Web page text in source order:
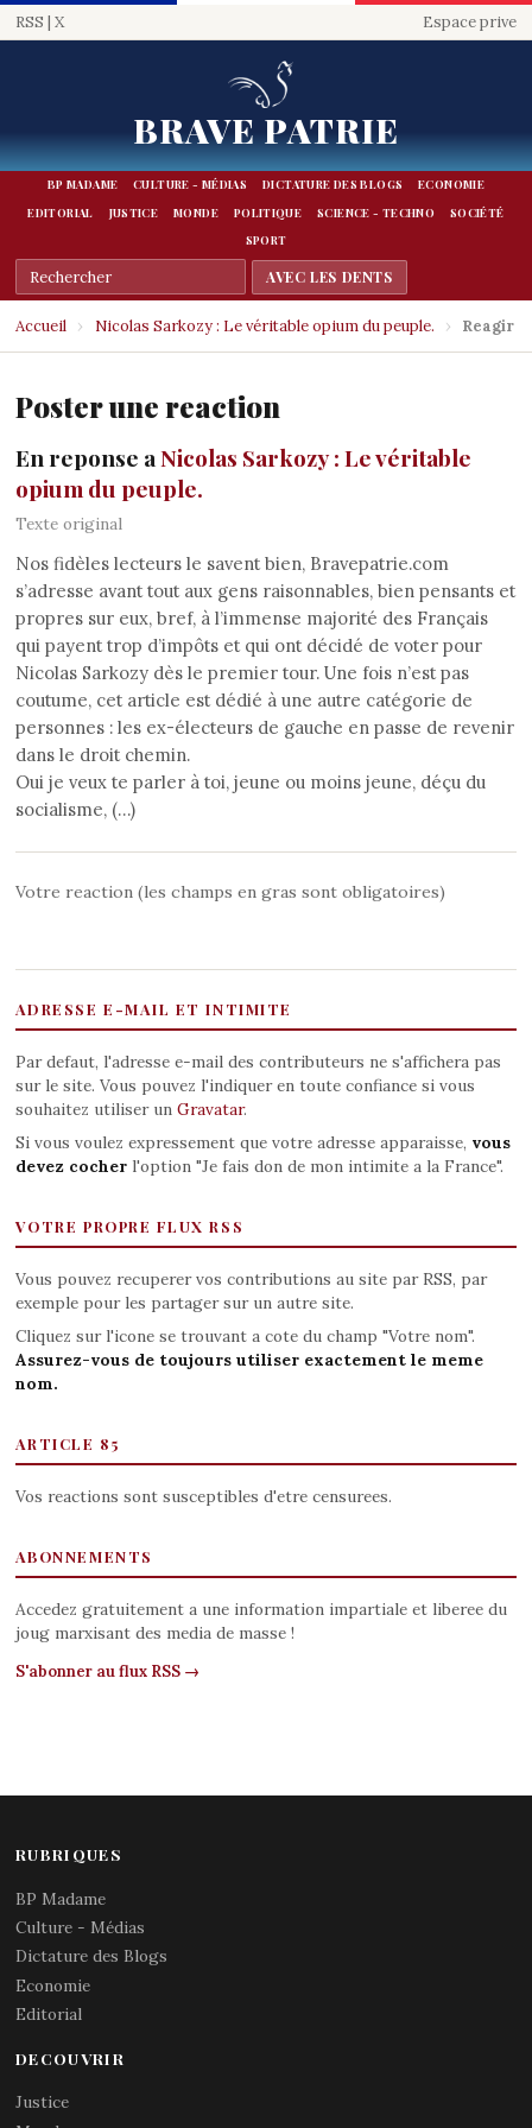
RSS | X Espace prive
BRAVE PATRIE
BP MADAME CULTURE - MÉDIAS DICTATURE DES BLOGS
ECONOMIE
EDITORIAL
JUSTICE MONDE POLITIQUE SCIENCE - TECHNO
SOCIÉTÉ
SPORT
Accueil › Nicolas Sarkozy : Le véritable opium du peuple. › Reagir
Poster une reaction
En reponse aNicolas Sarkozy : Le véritable
opium du peuple.
Texte original
Nos fidèles lecteurs le savent bien, Bravepatrie.com
s’adresse avant tout aux gens raisonnables, bien pensants et
propres sur eux, bref, à l’immense majorité des Français
qui payent trop d’impôts et qui ont décidé de voter pour
Nicolas Sarkozy dès le premier tour. Une fois n’est pas
coutume, cet article est dédié à une autre catégorie de
personnes : les ex-électeurs de gauche en passe de revenir
dans le droit chemin.
Oui je veux te parler à toi, jeune ou moins jeune, déçu du
socialisme, (…)
Votre reaction (les champs en gras sont obligatoires)
ADRESSE E-MAIL ET INTIMITE
Par defaut, l'adresse e-mail des contributeurs ne s'affichera pas
sur le site. Vous pouvez l'indiquer en toute confiance si vous
souhaitez utiliser un Gravatar.
Si vous voulez expressement que votre adresse apparaisse, vous
devez cocherl'option "Je fais don de mon intimite a la France".
VOTRE PROPRE FLUX RSS
Vous pouvez recuperer vos contributions au site par RSS, par
exemple pour les partager sur un autre site.
Cliquez sur l'icone se trouvant a cote du champ "Votre nom".
Assurez-vous de toujours utiliser exactement le meme
nom.
ARTICLE 85
Vos reactions sont susceptibles d'etre censurees.
ABONNEMENTS
Accedez gratuitement a une information impartiale et liberee du
joug marxisant des media de masse !
S'abonner au flux RSS →
RUBRIQUES
BP Madame
Culture - Médias
Dictature des Blogs
Economie
Editorial
DECOUVRIR
Justice